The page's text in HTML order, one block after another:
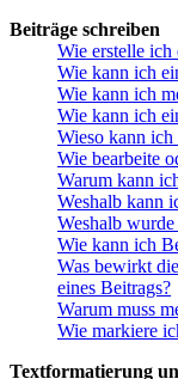
Beiträge schreiben
Wie erstelle ich
Wie kann ich
Wie kann ich
Wie kann ich
Wieso kann
Wie bearbeite
Warum kann
Weshalb kann
Weshalb
Wie kann ich
Was bewirkt
eines Beitrags?
Warum muss
Wie markiere
Textformatierung